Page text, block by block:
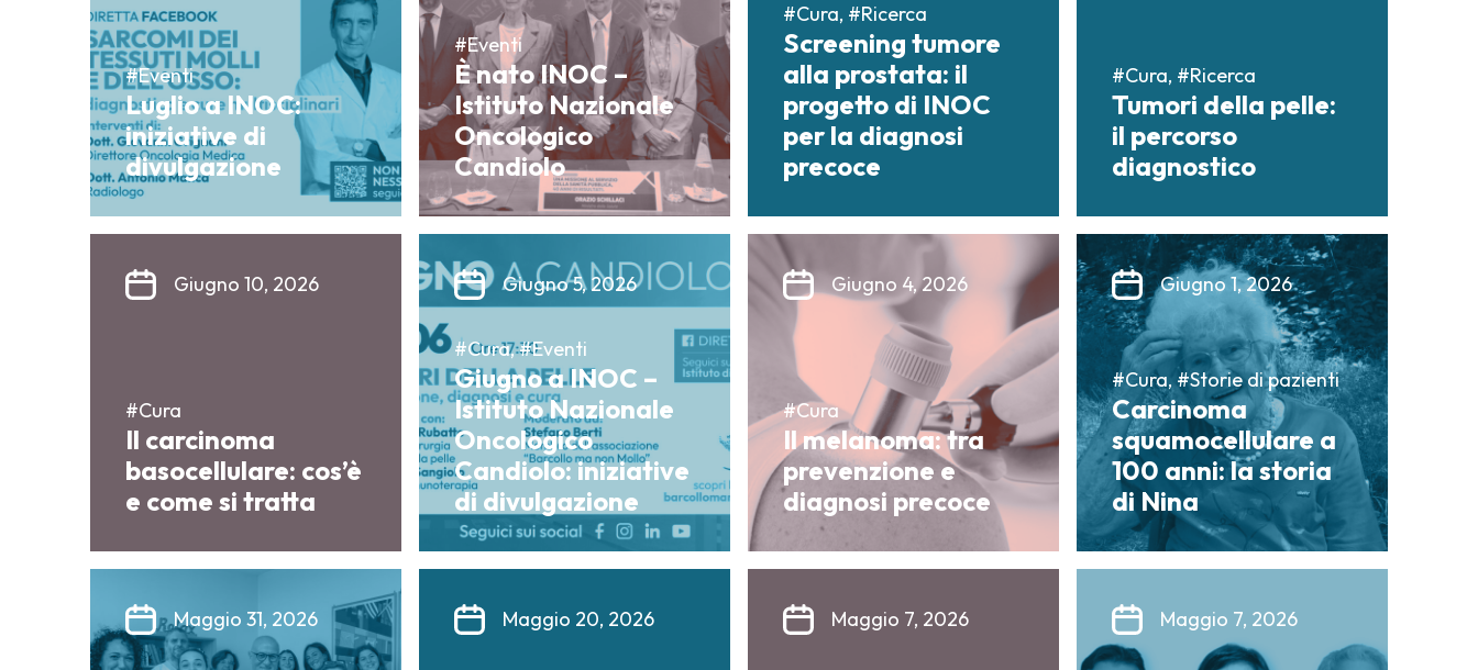
#Eventi
Luglio a INOC:
iniziative di
divulgazione
#Eventi
È nato INOC –
Istituto Nazionale
Oncologico
Candiolo
#Cura, #Ricerca
Screening tumore
alla prostata: il
progetto di INOC
per la diagnosi
precoce
#Cura, #Ricerca
Tumori della pelle:
il percorso
diagnostico
Giugno 10, 2026
#Cura
Il carcinoma
basocellulare: cos’è
e come si tratta
Giugno 5, 2026
#Cura, #Eventi
Giugno a INOC –
Istituto Nazionale
Oncologico
Candiolo: iniziative
di divulgazione
Giugno 4, 2026
#Cura
Il melanoma: tra
prevenzione e
diagnosi precoce
Giugno 1, 2026
#Cura, #Storie di pazienti
Carcinoma
squamocellulare a
100 anni: la storia
di Nina
Maggio 31, 2026 Maggio 20, 2026 Maggio 7, 2026 Maggio 7, 2026